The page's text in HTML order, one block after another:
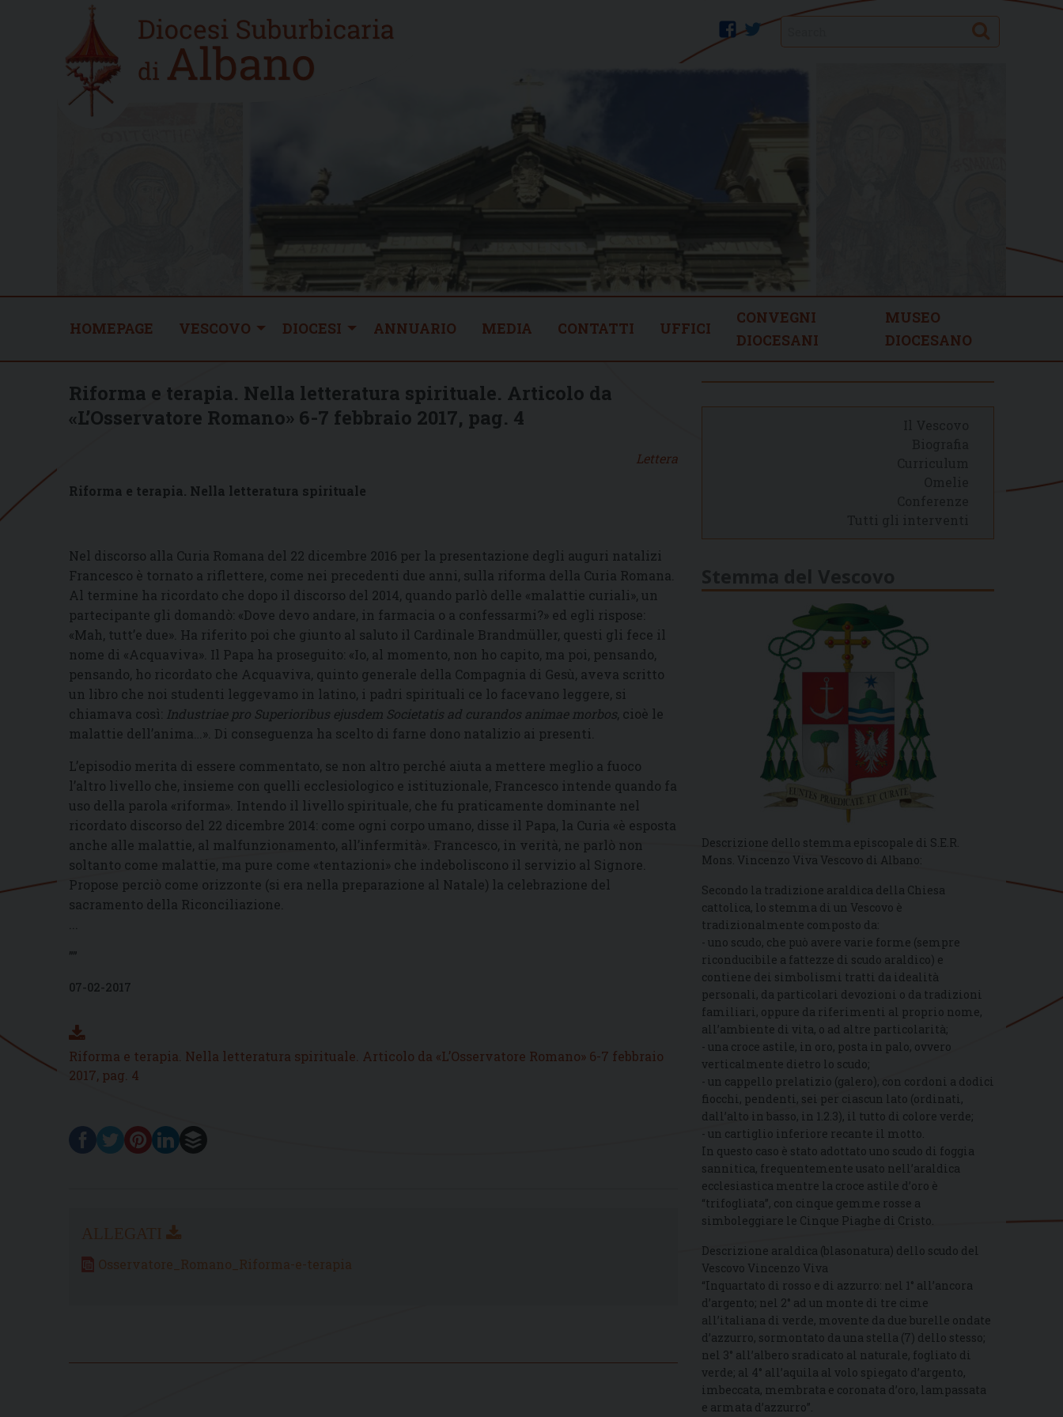
Home
new
twitter
facebook Search
HOMEPAGE VESCOVO DIOCESI ANNUARIO MEDIA CONTATTI UFFICI
CONVEGNI
DIOCESANI
MUSEO
DIOCESANO
Riforma e terapia. Nella letteratura spirituale. Articolo da
«L’Osservatore Romano» 6-7 febbraio 2017, pag. 4
Lettera
Riforma e terapia. Nella letteratura spirituale
Nel discorso alla Curia Romana del 22 dicembre 2016 per la presentazione degli auguri natalizi
Francesco è tornato a riflettere, come nei precedenti due anni, sulla riforma della Curia Romana.
Al termine ha ricordato che dopo il discorso del 2014, quando parlò delle «malattie curiali», un
partecipante gli domandò: «Dove devo andare, in farmacia o a confessarmi?» ed egli rispose:
«Mah, tutt’e due». Ha riferito poi che giunto al saluto il Cardinale Brandmüller, questi gli fece il
nome di «Acquaviva». Il Papa ha proseguito: «Io, al momento, non ho capito, ma poi, pensando,
pensando, ho ricordato che Acquaviva, quinto generale della Compagnia di Gesù, aveva scritto
un libro che noi studenti leggevamo in latino, i padri spirituali ce lo facevano leggere, si
chiamava così: Industriae pro Superioribus ejusdem Societatis ad curandos animae morbos, cioè le
malattie dell’anima…». Di conseguenza ha scelto di farne dono natalizio ai presenti.
L’episodio merita di essere commentato, se non altro perché aiuta a mettere meglio a fuoco
l’altro livello che, insieme con quelli ecclesiologico e istituzionale, Francesco intende quando fa
uso della parola «riforma». Intendo il livello spirituale, che fu praticamente dominante nel
ricordato discorso del 22 dicembre 2014: come ogni corpo umano, disse il Papa, la Curia «è esposta
anche alle malattie, al malfunzionamento, all’infermità» Francesco, in verità, ne parlò non
soltanto come malattie, ma pure come «tentazioni» che indeboliscono il servizio al Signore.
Propose perciò come orizzonte (si era nella preparazione al Natale) la celebrazione del
sacramento della Riconciliazione.
””
07-02-2017
Riforma e terapia. Nella letteratura spirituale. Articolo da «L’Osservatore Romano» 6-7 febbraio
2017, pag. 4
Osservatore_Romano_Riforma-e-terapia
Descrizione dello stemma episcopale di S.E.R.
Mons. Vincenzo Viva Vescovo di Albano:
Secondo la tradizione araldica della Chiesa
cattolica, lo stemma di un Vescovo è
tradizionalmente composto da:
- uno scudo, che può avere varie forme (sempre
riconducibile a fattezze di scudo araldico) e
contiene dei simbolismi tratti da idealità
personali, da particolari devozioni o da tradizioni
familiari, oppure da riferimenti al proprio nome,
all’ambiente di vita, o ad altre particolarità;
- una croce astile, in oro, posta in palo, ovvero
verticalmente dietro lo scudo;
- un cappello prelatizio (galero), con cordoni a dodici
fiocchi, pendenti, sei per ciascun lato (ordinati,
dall’alto in basso, in 1.2.3), il tutto di colore verde;
- un cartiglio inferiore recante il motto.
In questo caso è stato adottato uno scudo di foggia
sannitica, frequentemente usato nell’araldica
ecclesiastica mentre la croce astile d’oro è
“trifogliata”, con cinque gemme rosse a
simboleggiare le Cinque Piaghe di Cristo.
Descrizione araldica (blasonatura) dello scudo del
Vescovo Vincenzo Viva
“Inquartato di rosso e di azzurro: nel 1° all’ancora
d’argento; nel 2° ad un monte di tre cime
all’italiana di verde, movente da due burelle ondate
d’azzurro, sormontato da una stella (7) dello stesso;
nel 3° all’albero sradicato al naturale, fogliato di
verde; al 4° all’aquila al volo spiegato d’argento,
imbeccata, membrata e coronata d’oro, lampassata
e armata d’azzurro”.